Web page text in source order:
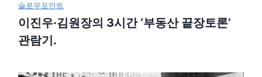
슬로우포인트
이진우·김원장의 3시간 ‘부동산 끝장토론’
관람기.